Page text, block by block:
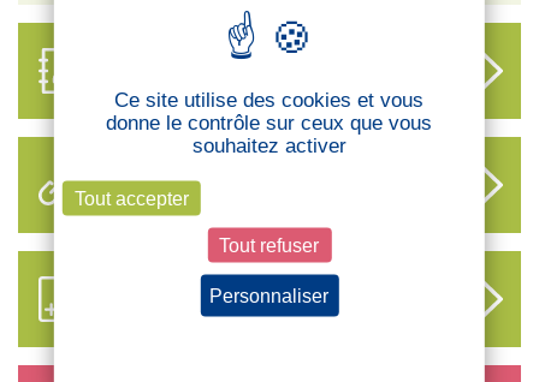
LIENS UTILES
S’ABONNER AUX NOUVEAUX
CONTENUS CFTC
Ce site utilise des cookies et vous
donne le contrôle sur ceux que vous
souhaitez activer
Tout accepter
Tout refuser
Personnaliser